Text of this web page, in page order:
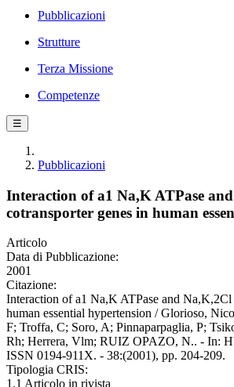
Pubblicazioni
Strutture
Terza Missione
Competenze
☰
Pubblicazioni
Interaction of a1 Na,K ATPase
cotransporter genes in human
Articolo
Data di Pubblicazione:
2001
Citazione:
Interaction of a1 Na,K ATPase and Na,K,2Cl
human essential hypertension / Glorioso,
F; Troffa, C; Soro, A; Pinnaparpaglia, P;
Rh; Herrera, Vlm; RUIZ OPAZO, N.. - In:
ISSN 0194-911X. - 38:(2001), pp. 204-209.
Tipologia CRIS:
1.1 Articolo in rivista